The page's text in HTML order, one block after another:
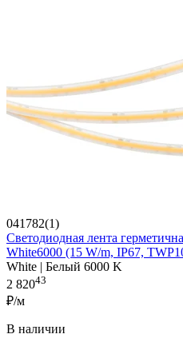
041782(1)
Светодиодная лента
White6000 (15 W/m, IP67,
White | Белый 6000 K
2 82043
₽/м
В наличии